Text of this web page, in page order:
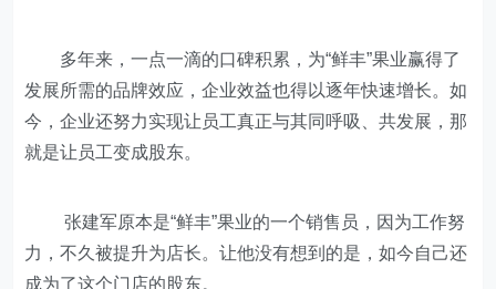
多年来，一点一滴的口碑积累，为“鲜丰”果业赢得了
发展所需的品牌效应，企业效益也得以逐年快速增长。如
今，企业还努力实现让员工真正与其同呼吸、共发展，那
就是让员工变成股东。
张建军原本是“鲜丰”果业的一个销售员，因为工作努
力，不久被提升为店长。让他没有想到的是，如今自己还
成为了这个门店的股东。